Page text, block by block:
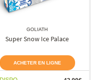
GOLIATH
Super Snow Ice Palace
ACHETER EN LIGNE